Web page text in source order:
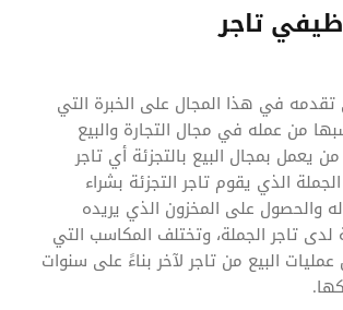
تاجر
تقدمه في هذا المجال على الخبرة التي
من عمله في مجال التجارة والبيع
يعمل بمجال البيع بالتجزئة أي تاجر
الجملة الذي يقوم تاجر التجزئة بشراء
والحصول على المخزون الذي يريده
لدى تاجر الجملة، وتختلف المكاسب التي
البيع من تاجر لآخر بناءً على سنوات